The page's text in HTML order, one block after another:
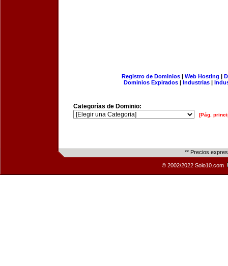
Registro de Dominios| Web Hosting |
Dominios Expirados | Industrias |
Categorías de Dominio:
[Pág.
** Precios
© 2002/2022 Solo10.com